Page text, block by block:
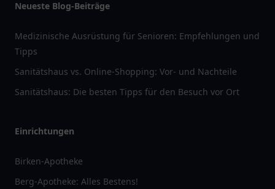
Neueste Blog-Beiträge
Medizinische Ausrüstung für Senioren: Empfehlungen und
Tipps
Sanitätshaus vs. Online-Shopping: Vor- und Nachteile
Sanitätshaus: Die besten Tipps für den Besuch vor Ort
Einrichtungen
Birken-Apotheke
Berg-Apotheke: Alles Bestens!